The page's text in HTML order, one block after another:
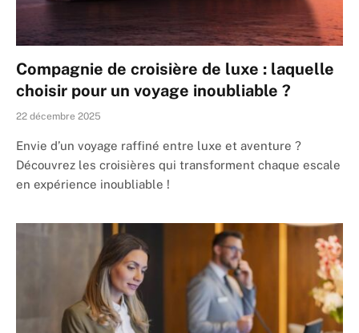
Compagnie de croisière de luxe : laquelle
choisir pour un voyage inoubliable ?
22 décembre 2025
Envie d’un voyage raffiné entre luxe et aventure ?
Découvrez les croisières qui transforment chaque escale
en expérience inoubliable !